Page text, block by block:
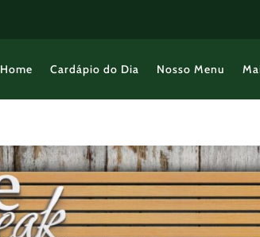
Home Cardápio do Dia Nosso Menu